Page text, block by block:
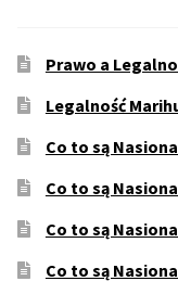
Prawo a
Legalność
Co to są
Co to są
Co to są
Co to są Nasiona